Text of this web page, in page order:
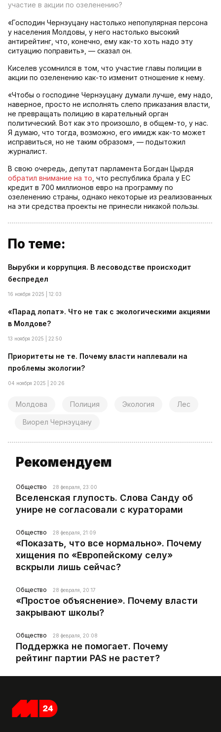
участие в акции по озеленению?
«Господин Чернэуцану настолько непопулярная персона
у населения Молдовы, у него настолько высокий
антирейтинг, что, конечно, ему как-то хоть надо эту
ситуацию поправить», — сказал он.
Киселев усомнился в том, что участие главы полиции в
акции по озеленению как-то изменит отношение к нему.
«Чтобы о господине Чернэуцану думали лучше, ему надо,
наверное, просто не исполнять слепо приказания власти,
не превращать полицию в карательный орган
политический. Вот как это произошло, в общем-то, у нас.
Я думаю, что тогда, возможно, его имидж как-то может
исправиться, но не таким образом», — подытожил
журналист.
В свою очередь, депутат парламента Богдан Цырдя
обратил внимание на то , что республика брала у ЕС
кредит в 700 миллионов евро на программу по
озеленению страны, однако некоторые из реализованных
на эти средства проекты не принесли никакой пользы.
По теме:
Вырубки и коррупция. В лесоводстве происходит
беспредел
16 ноября 2025 | 12:03
«Парад лопат». Что не так с экологическими акциями
в Молдове?
13 ноября 2025 | 22:50
Приоритеты не те. Почему власти наплевали на
проблемы экологии?
04 ноября 2025 | 20:26
Молдова Полиция Экология Лес
Виорел Чернэуцану
Рекомендуем
Общество 28 февраля, 23:00
Вселенская глупость. Слова Санду об
унире не согласовали с кураторами
Общество 28 февраля, 21:09
«Показать, что все нормально». Почему
хищения по «Европейскому селу»
вскрыли лишь сейчас?
Общество 28 февраля, 20:17
«Простое объяснение». Почему власти
закрывают школы?
Общество 28 февраля, 20:08
Поддержка не помогает. Почему
рейтинг партии PAS не растет?